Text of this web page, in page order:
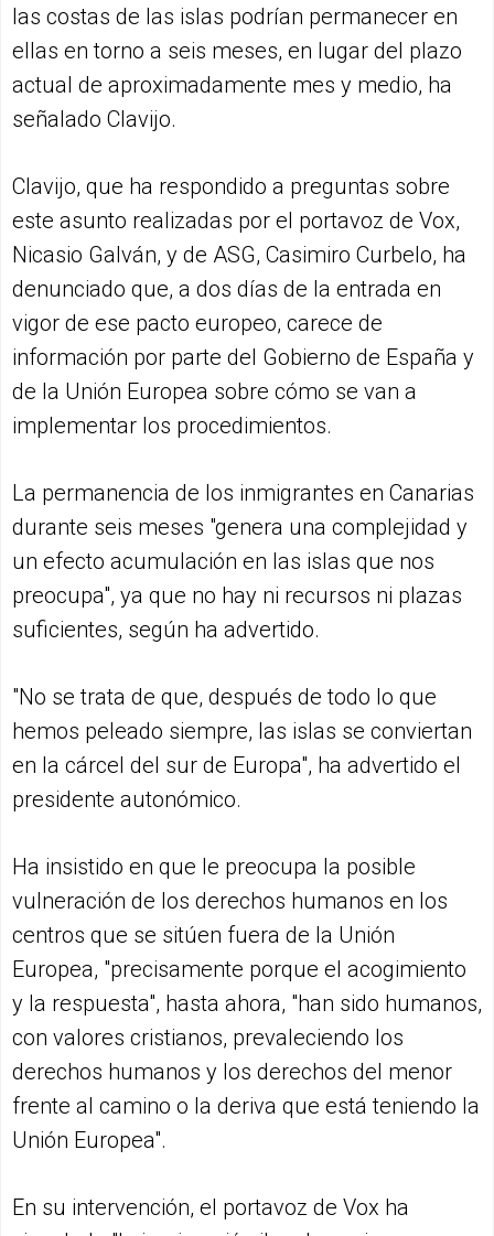
las costas de las islas podrían permanecer en
ellas en torno a seis meses, en lugar del plazo
actual de aproximadamente mes y medio, ha
señalado Clavijo.
Clavijo, que ha respondido a preguntas sobre
este asunto realizadas por el portavoz de Vox,
Nicasio Galván, y de ASG, Casimiro Curbelo, ha
denunciado que, a dos días de la entrada en
vigor de ese pacto europeo, carece de
información por parte del Gobierno de España y
de la Unión Europea sobre cómo se van a
implementar los procedimientos.
La permanencia de los inmigrantes en Canarias
durante seis meses "genera una complejidad y
un efecto acumulación en las islas que nos
preocupa", ya que no hay ni recursos ni plazas
suficientes, según ha advertido.
"No se trata de que, después de todo lo que
hemos peleado siempre, las islas se conviertan
en la cárcel del sur de Europa", ha advertido el
presidente autonómico.
Ha insistido en que le preocupa la posible
vulneración de los derechos humanos en los
centros que se sitúen fuera de la Unión
Europea, "precisamente porque el acogimiento
y la respuesta", hasta ahora, "han sido humanos,
con valores cristianos, prevaleciendo los
derechos humanos y los derechos del menor
frente al camino o la deriva que está teniendo la
Unión Europea".
En su intervención, el portavoz de Vox ha